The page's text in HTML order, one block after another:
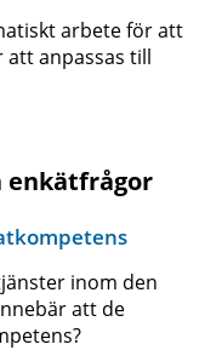
arbete för att
att anpassas till
enkätfrågor
inom den
att de